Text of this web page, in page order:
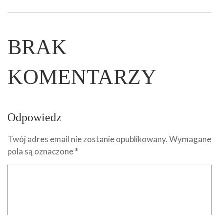
BRAK
KOMENTARZY
Odpowiedz
Twój adres email nie zostanie opublikowany.Wymagane
pola są oznaczone*